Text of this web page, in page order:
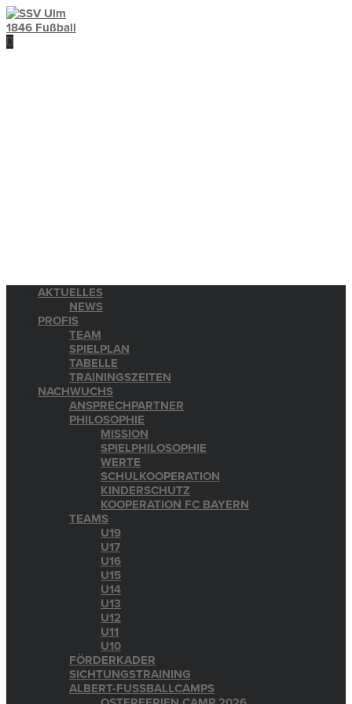
AKTUELLES
NEWS
PROFIS
TEAM
SPIELPLAN
TABELLE
TRAININGSZEITEN
NACHWUCHS
ANSPRECHPARTNER
PHILOSOPHIE
MISSION
SPIELPHILOSOPHIE
WERTE
SCHULKOOPERATION
KINDERSCHUTZ
KOOPERATION FC BAYERN
TEAMS
U19
U17
U16
U15
U14
U13
U12
U11
U10
FÖRDERKADER
SICHTUNGSTRAINING
ALBERT-FUSSBALLCAMPS